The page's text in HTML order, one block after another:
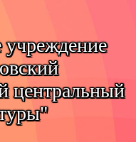
центральный